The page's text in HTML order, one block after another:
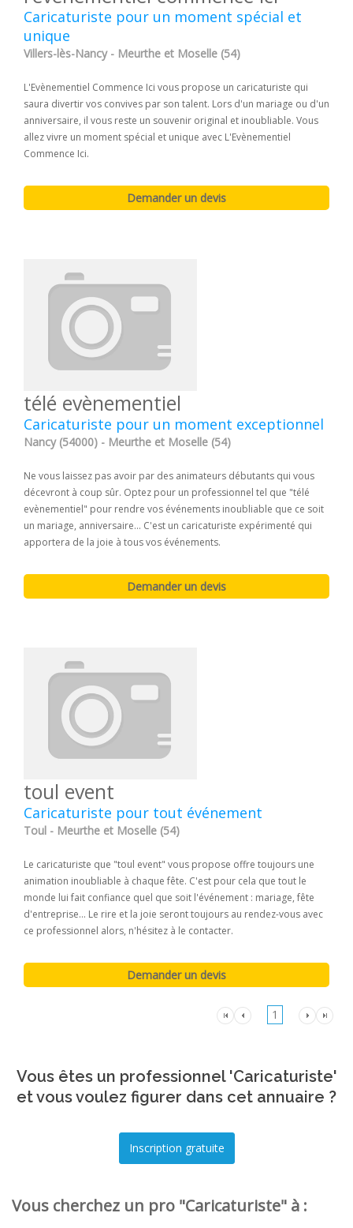
Caricaturiste pour un moment spécial et
unique
Villers-lès-Nancy - Meurthe et Moselle (54)
L'Evènementiel Commence Ici vous propose un caricaturiste qui
saura divertir vos convives par son talent. Lors d'un mariage ou d'un
anniversaire, il vous reste un souvenir original et inoubliable. Vous
allez vivre un moment spécial et unique avec L'Evènementiel
Commence Ici.
télé evènementiel
Caricaturiste pour un moment exceptionnel
Nancy (54000) - Meurthe et Moselle (54)
Ne vous laissez pas avoir par des animateurs débutants qui vous
décevront à coup sûr. Optez pour un professionnel tel que "télé
evènementiel" pour rendre vos événements inoubliable que ce soit
un mariage, anniversaire... C'est un caricaturiste expérimenté qui
apportera de la joie à tous vos événements.
toul event
Caricaturiste pour tout événement
Toul - Meurthe et Moselle (54)
Le caricaturiste que "toul event" vous propose offre toujours une
animation inoubliable à chaque fête. C'est pour cela que tout le
monde lui fait confiance quel que soit l'événement : mariage, fête
d'entreprise... Le rire et la joie seront toujours au rendez-vous avec
ce professionnel alors, n'hésitez à le contacter.
1
Vous êtes un professionnel 'Caricaturiste'
et vous voulez figurer dans cet annuaire ?
Vous cherchez un pro "Caricaturiste" à :